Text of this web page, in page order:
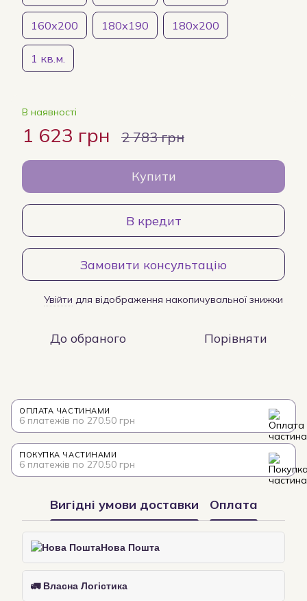
160х200 180х190 180х200
1 кв.м.
В наявності
1 623 грн 2 783 грн
Купити
В кредит
Замовити консультацію
Увійти для відображення накопичувальної знижки
До обраного Порівняти
ОПЛАТА ЧАСТИНАМИ
6 платежів по 270.50 грн
ПОКУПКА ЧАСТИНАМИ
6 платежів по 270.50 грн
Вигідні умови доставки Оплата
Нова Пошта
🚛 Власна Логістика